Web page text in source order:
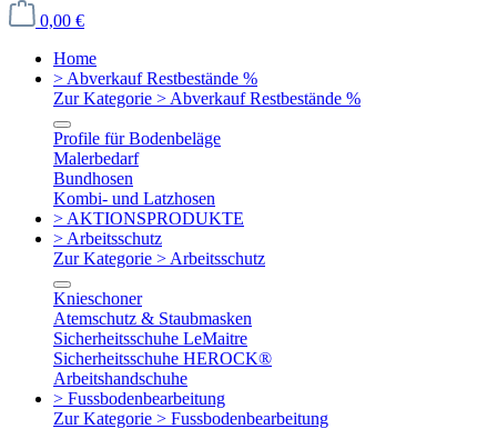
0,00 €
Home
> Abverkauf Restbestände %
Zur Kategorie > Abverkauf Restbestände %
Profile für Bodenbeläge
Malerbedarf
Bundhosen
Kombi- und Latzhosen
> AKTIONSPRODUKTE
> Arbeitsschutz
Zur Kategorie > Arbeitsschutz
Knieschoner
Atemschutz & Staubmasken
Sicherheitsschuhe LeMaitre
Sicherheitsschuhe HEROCK®
Arbeitshandschuhe
> Fussbodenbearbeitung
Zur Kategorie > Fussbodenbearbeitung